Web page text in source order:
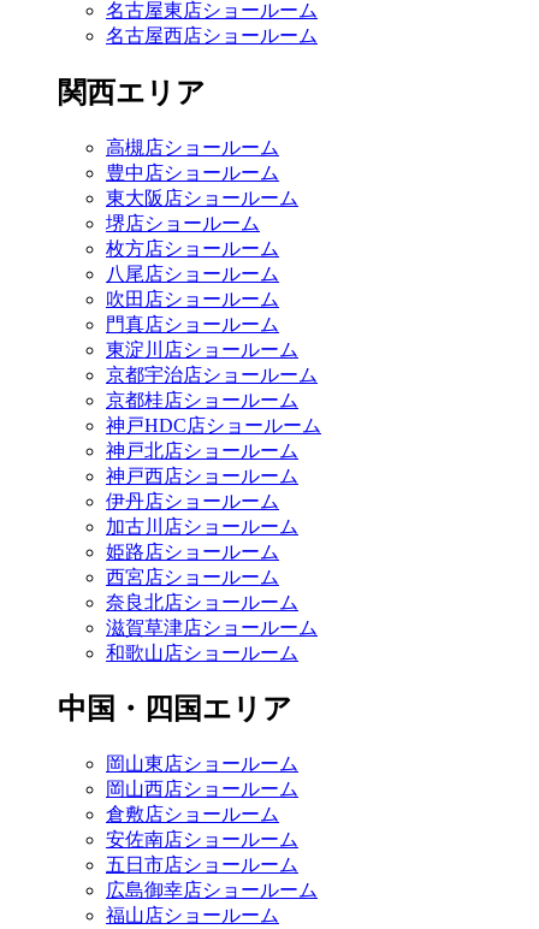
名古屋東店ショールーム
名古屋西店ショールーム
関西エリア
高槻店ショールーム
豊中店ショールーム
東大阪店ショールーム
堺店ショールーム
枚方店ショールーム
八尾店ショールーム
吹田店ショールーム
門真店ショールーム
東淀川店ショールーム
京都宇治店ショールーム
京都桂店ショールーム
神戸HDC店ショールーム
神戸北店ショールーム
神戸西店ショールーム
伊丹店ショールーム
加古川店ショールーム
姫路店ショールーム
西宮店ショールーム
奈良北店ショールーム
滋賀草津店ショールーム
和歌山店ショールーム
中国・四国エリア
岡山東店ショールーム
岡山西店ショールーム
倉敷店ショールーム
安佐南店ショールーム
五日市店ショールーム
広島御幸店ショールーム
福山店ショールーム